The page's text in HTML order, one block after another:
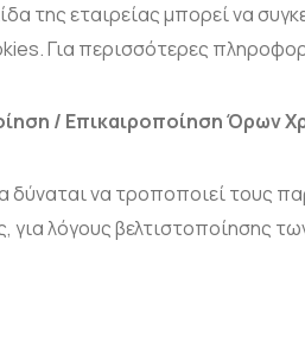
της εταιρείας μπορεί να
Για περισσότερες
/ Επικαιροποίηση Όρων
δύναται να τροποποιεί τους
για λόγους βελτιστοποίησης